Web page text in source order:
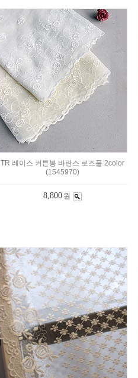
TR 레이스 커튼봉 바란스 로즈풀 2color
(1545970)
8,800 원